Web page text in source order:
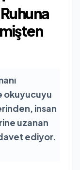
okuyucuyu
insan
uzanan
ediyor.